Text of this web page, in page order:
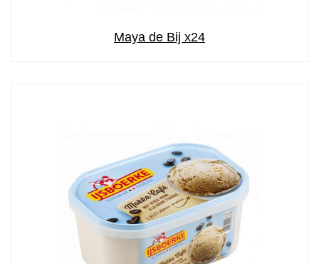
Maya de Bij x24